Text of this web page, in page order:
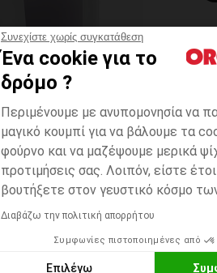
Συνεχίστε χωρίς συγκατάθεση
Ένα cookie για το
δρόμο ?
Περιμένουμε με ανυπομονησία να
μαγικό κουμπί για να βάλουμε τα
φούρνο και να μαζέψουμε μερικά
προτιμήσεις σας. Λοιπόν, είστε
βουτήξετε στον γευστικό κόσμο
Διαβάζω την πολιτική απορρήτου
Συμφωνίες πιστοποιημένες από
Επιλέγω